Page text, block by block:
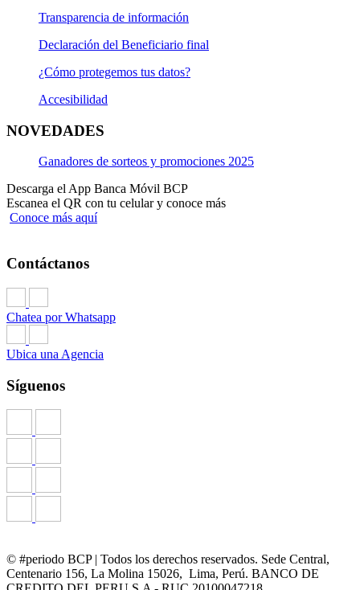
Transparencia de información
Declaración del Beneficiario final
¿Cómo protegemos tus datos?
Accesibilidad
NOVEDADES
Ganadores de sorteos y promociones 2025
Descarga el App Banca Móvil BCP
Escanea el QR con tu celular y conoce más
Conoce más aquí
Contáctanos
Chatea por Whatsapp
Ubica una Agencia
Síguenos
© #periodo BCP | Todos los derechos reservados. Sede Central,
Centenario 156, La Molina 15026, Lima, Perú. BANCO DE